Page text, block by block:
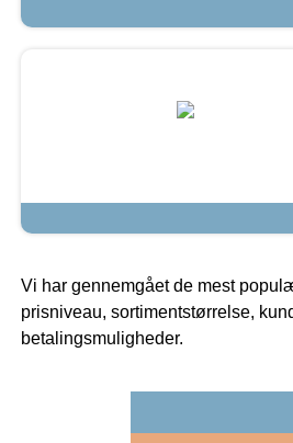
Vi har gennemgået de mest
prisniveau, sortimentstørrelse,
betalingsmuligheder.